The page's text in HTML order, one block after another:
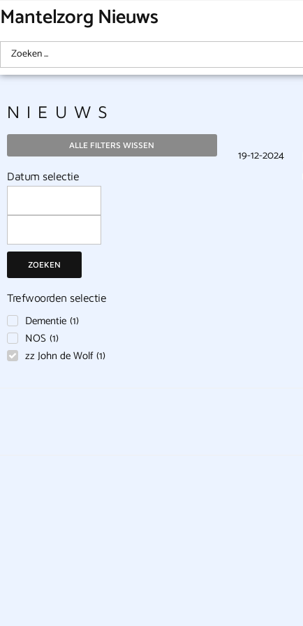
Mantelzorg Nieuws
NIEUWS
ALLE FILTERS WISSEN
Datum selectie
ZOEKEN
Trefwoorden selectie
Dementie (1)
NOS (1)
zz John de Wolf (1)
19-12-2024